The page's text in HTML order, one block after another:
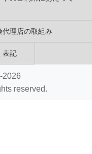
代理店の取組み
表記
2026
reserved.